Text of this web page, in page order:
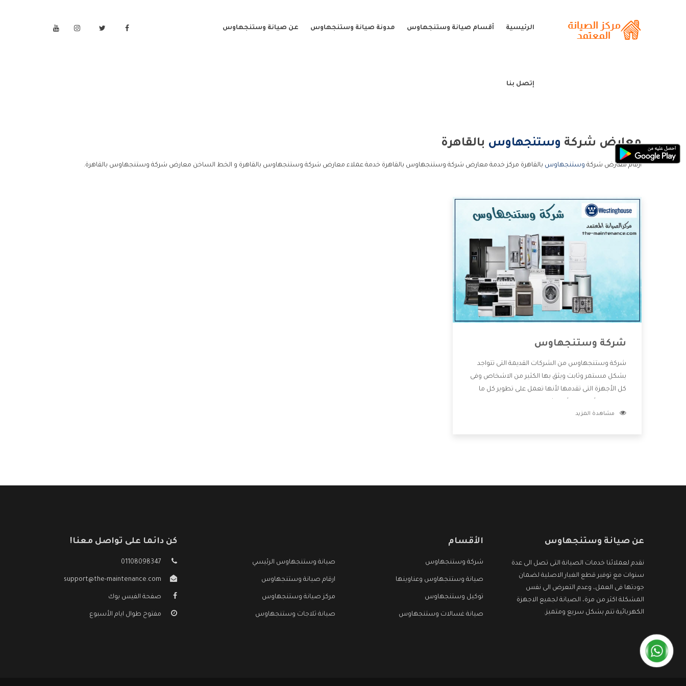
الرئيسية أقسام صيانة وستنجهاوس مدونة صيانة وستنجهاوس عن صيانة وستنجهاوس
إتصل بنا
معارض شركة وستنجهاوس بالقاهرة
ارقام معارض شركة وستنجهاوس بالقاهرة مركز خدمة معارض شركة وستنجهاوس بالقاهرة خدمة عملاء معارض شركة وستنجهاوس بالقاهرة و الخط الساخن معارض شركة وستنجهاوس بالقاهرة.
شركة وستنجهاوس
شركة وستنجهاوس من الشركات القديمة التى تتواجد
بشكل مستمر وثابت ويثق بها الكثير من الاشخاص وفى
كل الأجهزة التى تقدمها لأنها تعمل على تطوير كل ما
أفضل خدمات ما بعد البيع مع المنتجات وتقدم للعملاء
مشاهدة المزيد
عن صيانة وستنجهاوس
نقدم لعملائنا خدمات الصيانة التى تصل الى عدة
سنوات مع توفير قطع الغيار الاصلية لضمان
جودتها فى العمل، وعدم التعرض الى نفس
المشكلة اكثر من مرة، الصيانة لجميع الاجهزة
الكهربائية تتم بشكل سريع ومتميز.
الأقسام
شركة وستنجهاوس صيانة وستنجهاوس الرئيسي
صيانة وستنجهاوس وعناوينها ارقام صيانة وستنجهاوس
توكيل وستنجهاوس مركز صيانة وستنجهاوس
صيانة غسالات وستنجهاوس صيانة ثلاجات وستنجهاوس
كن دائما على تواصل معنا!
01108098347
support@the-maintenance.com
صفحة الفيس بوك
مفتوح طوال ايام الأسبوع